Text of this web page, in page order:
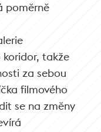
poměrně
takže
za sebou
filmového
se na změny